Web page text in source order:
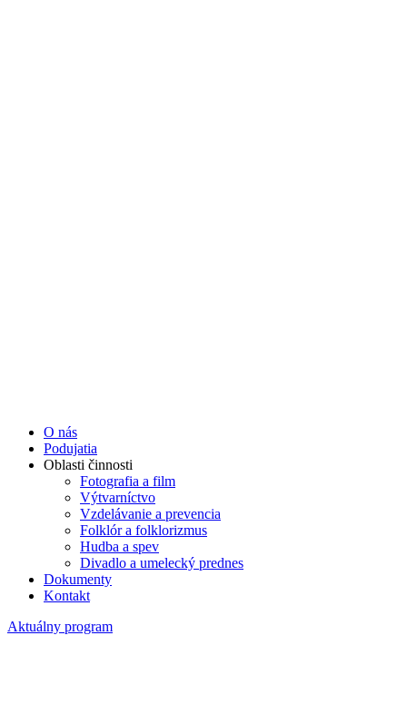
O nás
Podujatia
Oblasti činnosti
Fotografia a film
Výtvarníctvo
Vzdelávanie a prevencia
Folklór a folklorizmus
Hudba a spev
Divadlo a umelecký prednes
Dokumenty
Kontakt
Aktuálny program